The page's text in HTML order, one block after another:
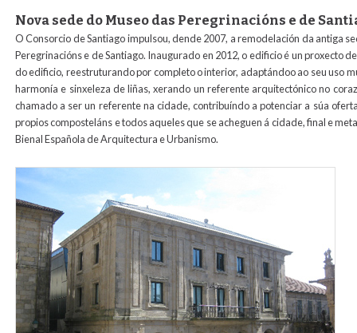
Nova sede do Museo das Peregrinacións e de
O Consorcio de Santiago impulsou, dende 2007, a remodelación da antiga
Peregrinacións e de Santiago. Inaugurado en 2012, o edificio é un proxecto
do edificio, reestruturando por completo o interior, adaptándoo ao seu uso
harmonía e sinxeleza de liñas, xerando un referente arquitectónico no
chamado a ser un referente na cidade, contribuíndo a potenciar a súa
propios composteláns e todos aqueles que se acheguen á cidade, final e
Bienal Española de Arquitectura e Urbanismo.
museo_peregrinacions_1.jpg